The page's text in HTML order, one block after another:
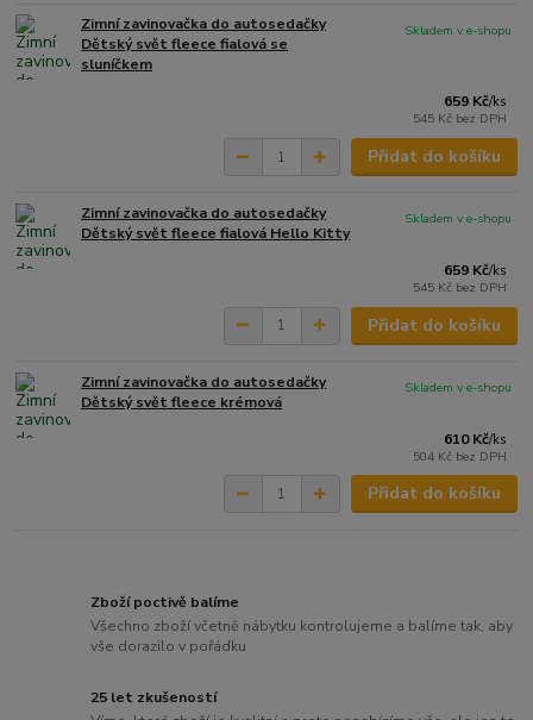
Zimní zavinovačka do autosedačky
Dětský svět fleece fialová se
sluníčkem
659 Kč/ks
545 Kč bez DPH
Skladem v e-shopu
Přidat do košíku
Zimní zavinovačka do autosedačky
Dětský svět fleece fialová Hello Kitty
659 Kč/ks
545 Kč bez DPH
Skladem v e-shopu
Přidat do košíku
Zimní zavinovačka do autosedačky
Dětský svět fleece krémová
610 Kč/ks
504 Kč bez DPH
Skladem v e-shopu
Přidat do košíku
Zboží poctivě balíme
Všechno zboží včetně nábytku kontrolujeme a balíme tak, aby
vše dorazilo v pořádku
25 let zkušeností